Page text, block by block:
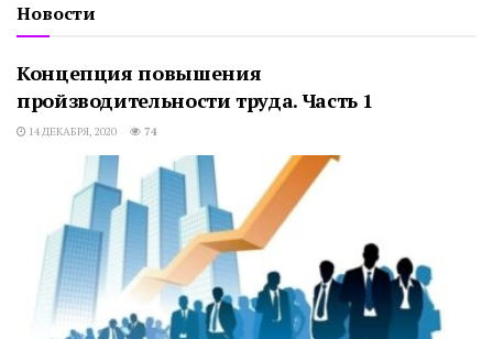
Новости
Концепция повышения
пройзводительности труда. Часть 1
14 ДЕКАБРЯ, 2020 74